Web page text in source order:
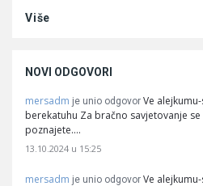
Više
NOVI ODGOVORI
mersadm je unio odgovor Ve
berekatuhu Za bračno savjetovanje
poznajete.…
13.10.2024 u 15:25
mersadm je unio odgovor Ve